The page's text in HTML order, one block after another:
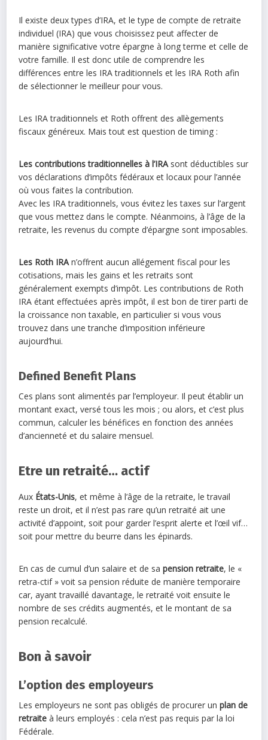
Il existe deux types d’IRA, et le type de compte de retraite
individuel (IRA) que vous choisissez peut affecter de
manière significative votre épargne à long terme et celle de
votre famille. Il est donc utile de comprendre les
différences entre les IRA traditionnels et les IRA Roth afin
de sélectionner le meilleur pour vous.
Les IRA traditionnels et Roth offrent des allègements
fiscaux généreux. Mais tout est question de timing :
Les contributions traditionnelles à l’IRAsont déductibles sur
vos déclarations d‘impôts fédéraux et locaux pour l’année
où vous faites la contribution.
Avec les IRA traditionnels, vous évitez les taxes sur l’argent
que vous mettez dans le compte. Néanmoins, à l’âge de la
retraite, les revenus du compte d’épargne sont imposables.
Les Roth IRAn’offrent aucun allégement fiscal pour les
cotisations, mais les gains et les retraits sont
généralement exempts d’impôt. Les contributions de Roth
IRA étant effectuées après impôt, il est bon de tirer parti de
la croissance non taxable, en particulier si vous vous
trouvez dans une tranche d’imposition inférieure
aujourd’hui.
Defined Benefit Plans
Ces plans sont alimentés par l’employeur. Il peut établir un
montant exact, versé tous les mois ; ou alors, et c’est plus
commun, calculer les bénéfices en fonction des années
d’ancienneté et du salaire mensuel.
Etre un retraité… actif
Aux États-Unis, et même à l’âge de la retraite, le travail
reste un droit, et il n’est pas rare qu’un retraité ait une
activité d’appoint, soit pour garder l’esprit alerte et l’œil vif…
soit pour mettre du beurre dans les épinards.
En cas de cumul d’un salaire et de sapension retraite, le «
retra-ctif » voit sa pension réduite de manière temporaire
car, ayant travaillé davantage, le retraité voit ensuite le
nombre de ses crédits augmentés, et le montant de sa
pension recalculé.
Bon à savoir
L’option des employeurs
Les employeurs ne sont pas obligés de procurer unplan de
retraite à leurs employés : cela n’est pas requis par la loi
Fédérale.